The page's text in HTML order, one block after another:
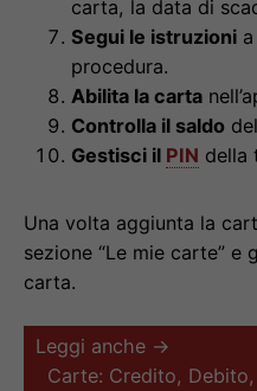
carta, la data di
Segui le istruzioni
procedura.
Abilita la carta
Controlla il saldo
Gestisci il PIN della
Una volta aggiunta la
sezione “Le mie carte” e
carta.
Leggi anche →
Carte: Credito,